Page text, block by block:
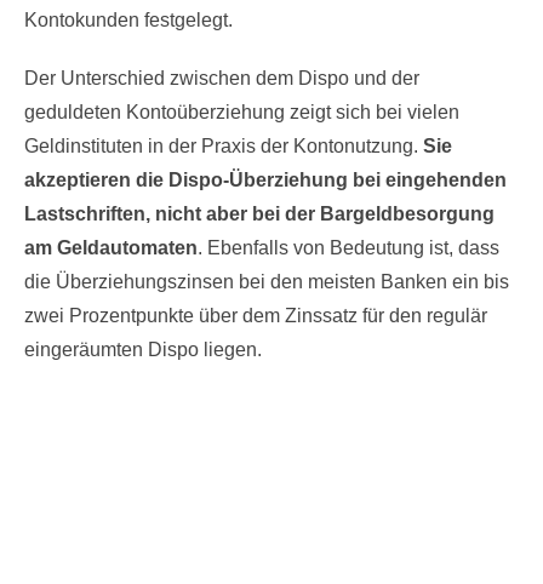
Kontokunden festgelegt.
Der Unterschied zwischen dem Dispo und der
geduldeten Kontoüberziehung zeigt sich bei vielen
Geldinstituten in der Praxis der Kontonutzung. Sie
akzeptieren die Dispo-Überziehung bei eingehenden
Lastschriften, nicht aber bei der Bargeldbesorgung
am Geldautomaten. Ebenfalls von Bedeutung ist, dass
die Überziehungszinsen bei den meisten Banken ein bis
zwei Prozentpunkte über dem Zinssatz für den regulär
eingeräumten Dispo liegen.